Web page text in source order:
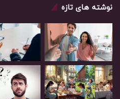
نوشته های تازه